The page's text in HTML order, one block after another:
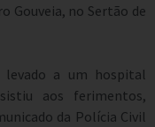
Gouveia, no Sertão de
a um hospital
aos ferimentos,
da Polícia Civil